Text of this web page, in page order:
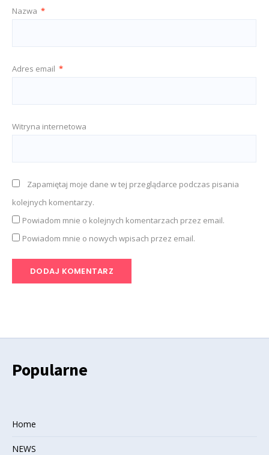
Nazwa *
Adres email *
Witryna internetowa
Zapamiętaj moje dane w tej przeglądarce podczas pisania
kolejnych komentarzy.
Powiadom mnie o kolejnych komentarzach przez email.
Powiadom mnie o nowych wpisach przez email.
Popularne
Home
NEWS